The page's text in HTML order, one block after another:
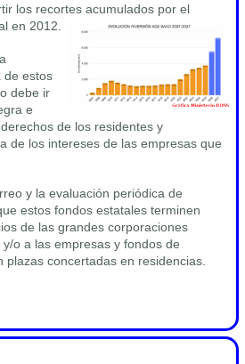
los recortes acumulados por el
en 2012.
de estos
debe ir
e
de los residentes y
de los intereses de las empresas que
y la evaluación periódica de
estos fondos estatales terminen
de las grandes corporaciones
o a las empresas y fondos de
plazas concertadas en residencias.
sobre el anuncio del aumento de